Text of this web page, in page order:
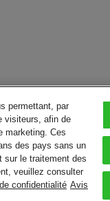
permettant, par
visiteurs, afin de
marketing. Ces
des pays sans un
sur le traitement des
veuillez consulter
confidentialité Avis